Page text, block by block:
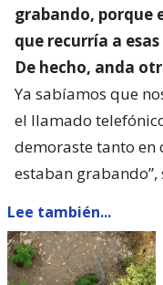
grabando, porque
que recurría a
De hecho, anda
Ya sabíamos que
el llamado
demoraste tanto en
estaban grabando”,
Lee también...